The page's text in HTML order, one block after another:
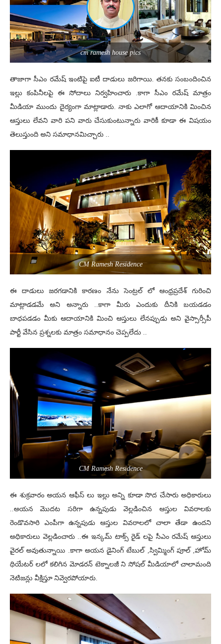
cm ramesh house pics
తాజాగా సీఎం రమేష్ ఇంటిపై ఐటీ దాడులు జరిగాయి. తనకు సంబందించిన
ఇల్లు కంపినీలపై ఈ సోదాలు నిర్వహించారు .కాగా సీఎం రమేష్ మాత్రం
మీడియా ముందు దైర్యంగా మాట్లాడారు. నాకు ఎలాగో ఆదాయానికి మించిన
ఆస్తులు లేవని వారి పని వారు చేసుకుంటున్నారు వారికీ కూడా ఈ విషయం
తెలుస్తుంది అని సమాధానమిచ్చారు ..
CM Ramesh Residence
ఈ దాడులు జరగడానికి కారణం నేను సెంట్రల్ లో ఆంధ్రప్రదేశ్ గురించి
మాట్లాడడమే అని అన్నారు ..కాగా మీరు ఎందుకు దీనికి బయడడం
బాధపడడం మీకు ఆదాయానికి మించి ఆస్తులు లేనప్పుడు అని వైస్సార్సీపీ
పార్టీ వేసిన ప్రశ్నలకు మాత్రం సమాధానం చెప్పలేదు ..
CM Ramesh Residence
ఈ శుక్రవారం అయన ఆఫీస్ లు ఇల్లు అన్ని కూడా సొద చేసారు అధికారులు
..అయన మొదట సరిగా ఉన్నపుడు వెల్లడించిన ఆస్తుల వివరాలకు
రెండొవసారి ఎంపీగా ఉన్నపుడు ఆస్తుల వివరాలలో చాలా తేడా ఉందని
అధికారులు వెల్లడించారు ..ఈ ఇన్కమ్ టాక్స్ రైడ్ లపై సీఎం రమేష్ ఆస్తులు
వైరల్ అవుతున్నాయి .కాగా అయన డైనింగ్ టేబుల్ ,స్విమ్మింగ్ పూల్ ,హోమ్
థియేటర్ లలో కలిగిన మోడరన్ టెక్నాలజీ ని సోషల్ మీడియాలో చాలామంది
నెటిజన్లు వీక్షిస్తూ నివ్వెరపోయారు.